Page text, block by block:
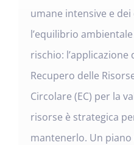
umane intensive e
l’equilibrio
rischio: l’applicazione
Recupero delle
Circolare (EC) per la
risorse è strategica
mantenerlo. Un